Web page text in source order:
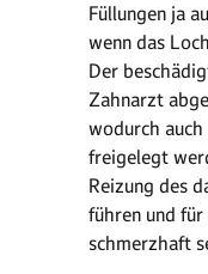
Füllungen ja
wenn das
Der
Zahnarzt
wodurch
freigelegt
Reizung des
führen und für
schmerzhaft